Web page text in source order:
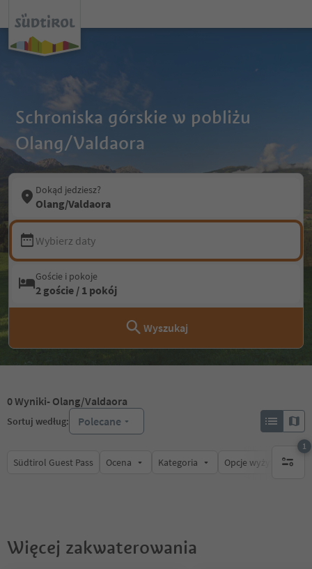
Schroniska górskie w pobliżu
Olang/Valdaora
Dokąd jedziesz?
Olang/Valdaora
Wybierz daty
Goście i pokoje
2 goście / 1 pokój
Wyszukaj
0Wyniki- Olang/Valdaora
Sortuj według: Polecane
Südtirol Guest Pass Ocena Kategoria Opcje wyżywienia
1
1
Więcej zakwaterowania